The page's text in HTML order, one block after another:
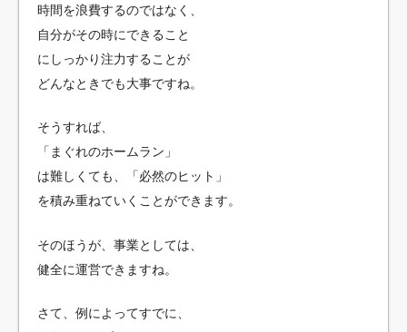
時間を浪費するのではなく、
自分がその時にできること
にしっかり注力することが
どんなときでも大事ですね。
そうすれば、
「まぐれのホームラン」
は難しくても、「必然のヒット」
を積み重ねていくことができます。
そのほうが、事業としては、
健全に運営できますね。
さて、例によってすでに、